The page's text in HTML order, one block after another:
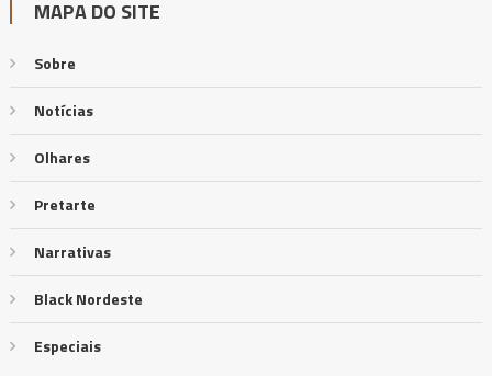
MAPA DO SITE
Sobre
Notícias
Olhares
Pretarte
Narrativas
Black Nordeste
Especiais